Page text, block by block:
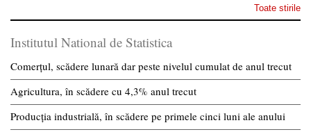
Toate stirile
Institutul National de Statistica
Comerțul, scădere lunară dar peste nivelul cumulat de anul trecut
Agricultura, în scădere cu 4,3% anul trecut
Producția industrială, în scădere pe primele cinci luni ale anului